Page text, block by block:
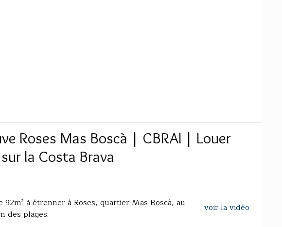
Roses Mas Boscà | CBRAI | Louer
la Costa Brava
voir la vidéo
à étrenner à Roses, quartier Mas Boscà, au
des plages.